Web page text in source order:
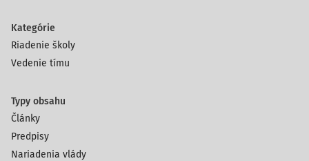
Kategórie
Riadenie školy
Vedenie tímu
Typy obsahu
Články
Predpisy
Nariadenia vlády